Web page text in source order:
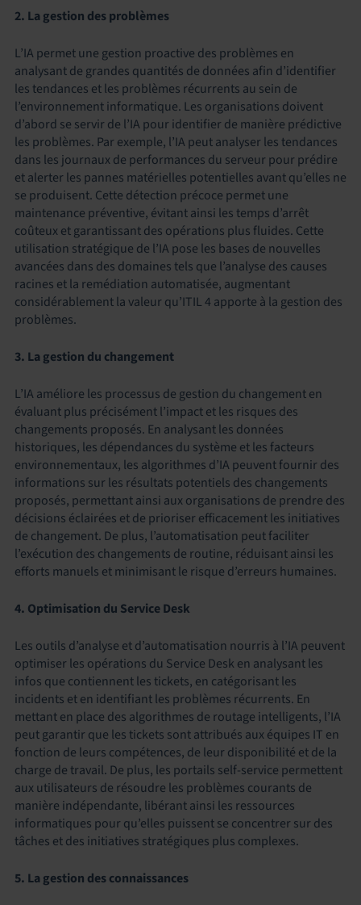
2. La gestion des problèmes
L’IA permet une gestion proactive des problèmes en
analysant de grandes quantités de données afin d’identifier
les tendances et les problèmes récurrents au sein de
l’environnement informatique. Les organisations doivent
d’abord se servir de l’IA pour identifier de manière prédictive
les problèmes. Par exemple, l’IA peut analyser les tendances
dans les journaux de performances du serveur pour prédire
et alerter les pannes matérielles potentielles avant qu’elles ne
se produisent. Cette détection précoce permet une
maintenance préventive, évitant ainsi les temps d’arrêt
coûteux et garantissant des opérations plus fluides. Cette
utilisation stratégique de l’IA pose les bases de nouvelles
avancées dans des domaines tels que l’analyse des causes
racines et la remédiation automatisée, augmentant
considérablement la valeur qu’ITIL 4 apporte à la gestion des
problèmes.
3. La gestion du changement
L’IA améliore les processus de gestion du changement en
évaluant plus précisément l’impact et les risques des
changements proposés. En analysant les données
historiques, les dépendances du système et les facteurs
environnementaux, les algorithmes d’IA peuvent fournir des
informations sur les résultats potentiels des changements
proposés, permettant ainsi aux organisations de prendre des
décisions éclairées et de prioriser efficacement les initiatives
de changement. De plus, l’automatisation peut faciliter
l’exécution des changements de routine, réduisant ainsi les
efforts manuels et minimisant le risque d’erreurs humaines.
4. Optimisation du Service Desk
Les outils d’analyse et d’automatisation nourris à l’IA peuvent
optimiser les opérations du Service Desk en analysant les
infos que contiennent les tickets, en catégorisant les
incidents et en identifiant les problèmes récurrents. En
mettant en place des algorithmes de routage intelligents, l’IA
peut garantir que les tickets sont attribués aux équipes IT en
fonction de leurs compétences, de leur disponibilité et de la
charge de travail. De plus, les portails self-service permettent
aux utilisateurs de résoudre les problèmes courants de
manière indépendante, libérant ainsi les ressources
informatiques pour qu’elles puissent se concentrer sur des
tâches et des initiatives stratégiques plus complexes.
5. La gestion des connaissances